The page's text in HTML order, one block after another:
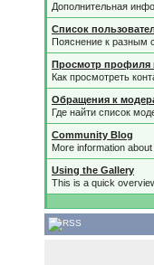
Дополнительная
Список
Пояснение к разным
Просмотр профиля
Как просмотреть
Обращения к
Где найти список
Community Blog
More information
Using the Gallery
This is a quick